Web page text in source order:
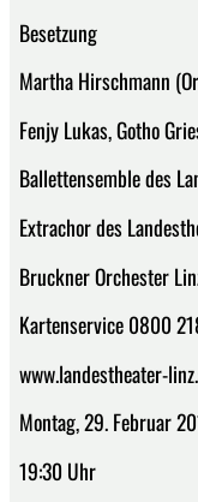
Besetzung
Martha Hirschmann
Fenjy Lukas, Gotho
Ballettensemble des
Extrachor des
Bruckner Orchester
Kartenservice 0800
www.landestheater-
Montag, 29. Februar
19:30 Uhr